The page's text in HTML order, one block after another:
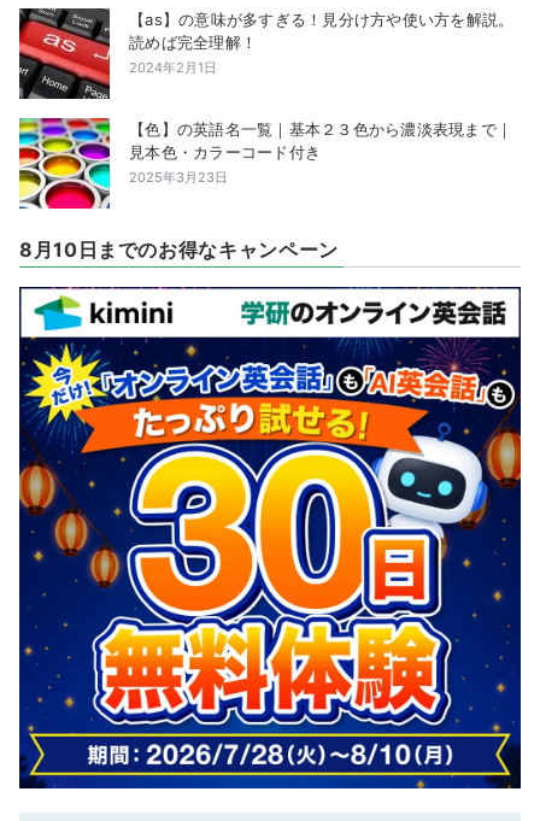
【as】の意味が多すぎる！見分け方や使い方を解説。
読めば完全理解！
2024年2月1日
【色】の英語名一覧｜基本２３色から濃淡表現まで｜
見本色・カラーコード付き
2025年3月23日
8月10日までのお得なキャンペーン